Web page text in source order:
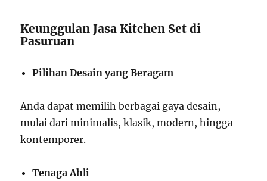
Keunggulan Jasa Kitchen Set di
Pasuruan
Pilihan Desain yang Beragam
Anda dapat memilih berbagai gaya desain,
mulai dari minimalis, klasik, modern, hingga
kontemporer.
Tenaga Ahli